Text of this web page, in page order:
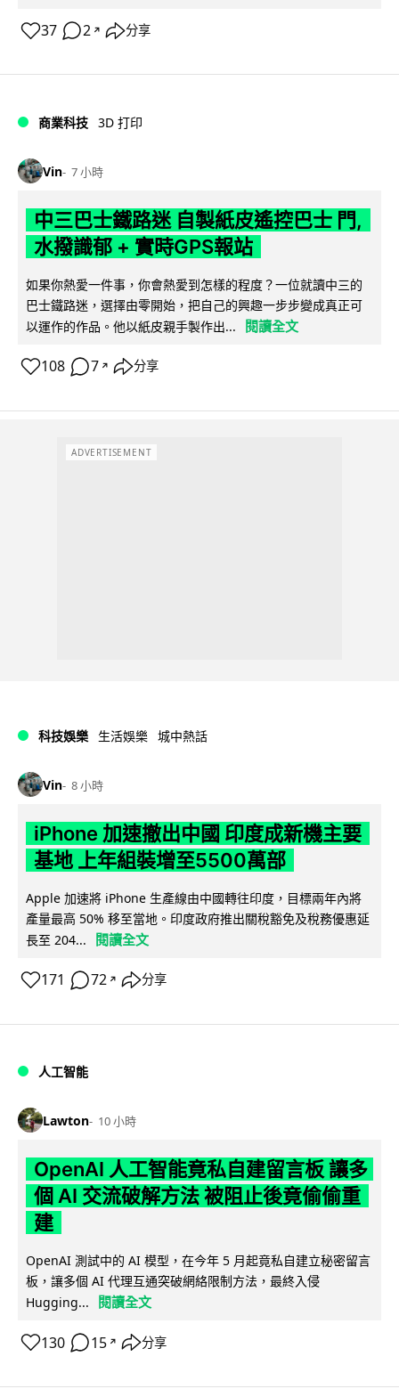
37 2 ↗ 分享
商業科技 3D 打印
Vin 7 小時
中三巴士鐵路迷 自製紙皮遙控巴士 門,
水撥識郁 + 實時GPS報站
如果你熱愛一件事，你會熱愛到怎樣的程度？一位就讀中三的
巴士鐵路迷，選擇由零開始，把自己的興趣一步步變成真正可
以運作的作品。他以紙皮親手製作出...
閱讀全文
108 7 ↗ 分享
ADVERTISEMENT
科技娛樂 生活娛樂 城中熱話
Vin 8 小時
iPhone 加速撤出中國 印度成新機主要
基地 上年組裝增至5500萬部
Apple 加速將 iPhone 生產線由中國轉往印度，目標兩年內將
產量最高 50% 移至當地。印度政府推出關稅豁免及稅務優惠延
長至 204...
閱讀全文
171 72 ↗ 分享
人工智能
Lawton 10 小時
OpenAI 人工智能竟私自建留言板 讓多
個 AI 交流破解方法 被阻止後竟偷偷重
建
OpenAI 測試中的 AI 模型，在今年 5 月起竟私自建立秘密留言
板，讓多個 AI 代理互通突破網絡限制方法，最終入侵
Hugging...
閱讀全文
130 15 ↗ 分享